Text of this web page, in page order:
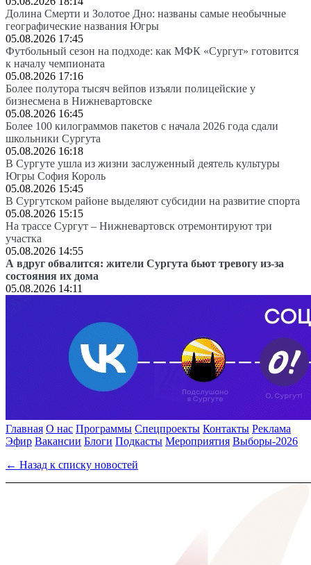
Долина Смерти и Золотое Дно: названы самые необычные
географические названия Югры
05.08.2026 17:45
Футбольный сезон на подходе: как МФК «Сургут» готовится
к началу чемпионата
05.08.2026 17:16
Более полутора тысяч вейпов изъяли полицейские у
бизнесмена в Нижневартовске
05.08.2026 16:45
Более 100 килограммов пакетов с начала 2026 года сдали
школьники Сургута
05.08.2026 16:18
В Сургуте ушла из жизни заслуженный деятель культуры
Югры София Король
05.08.2026 15:45
В Сургутском районе выделяют субсидии на развитие спорта
05.08.2026 15:15
На трассе Сургут – Нижневартовск отремонтируют три
участка
05.08.2026 14:55
А вдруг обвалится: жители Сургута бьют тревогу из-за
состояния их дома
05.08.2026 14:11
Главная О нас Программы Спецпроекты Контакты Реклама
Эфир Вакансии Блоги Подкасты Мероприятия Выборы-2026
← Назад к списку новостей